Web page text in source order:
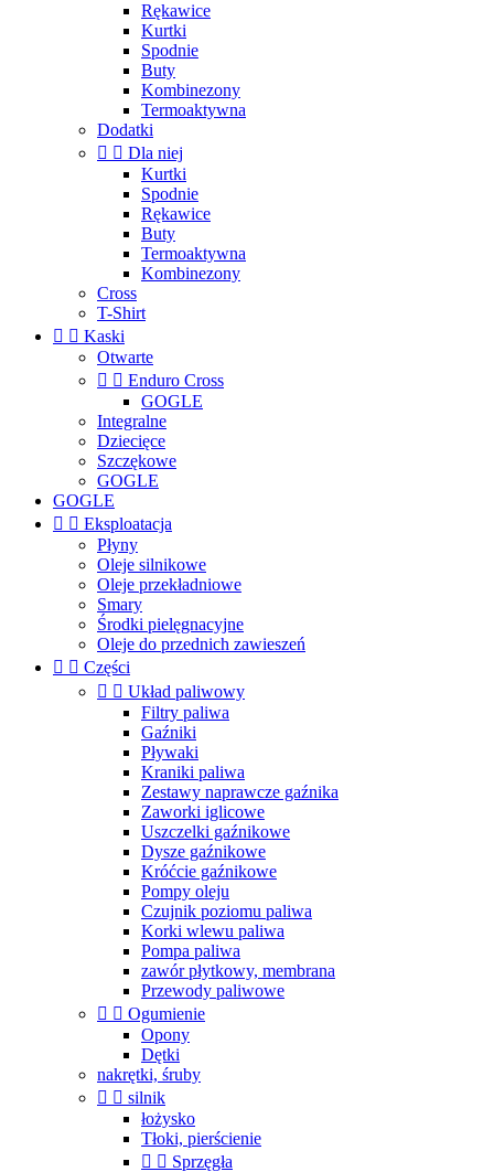
Rękawice
Kurtki
Spodnie
Buty
Kombinezony
Termoaktywna
Dodatki
  Dla niej
Kurtki
Spodnie
Rękawice
Buty
Termoaktywna
Kombinezony
Cross
T-Shirt
  Kaski
Otwarte
  Enduro Cross
GOGLE
Integralne
Dziecięce
Szczękowe
GOGLE
GOGLE
  Eksploatacja
Płyny
Oleje silnikowe
Oleje przekładniowe
Smary
Środki pielęgnacyjne
Oleje do przednich zawieszeń
  Części
  Układ paliwowy
Filtry paliwa
Gaźniki
Pływaki
Kraniki paliwa
Zestawy naprawcze gaźnika
Zaworki iglicowe
Uszczelki gaźnikowe
Dysze gaźnikowe
Króćcie gaźnikowe
Pompy oleju
Czujnik poziomu paliwa
Korki wlewu paliwa
Pompa paliwa
zawór płytkowy, membrana
Przewody paliwowe
  Ogumienie
Opony
Dętki
nakrętki, śruby
  silnik
łożysko
Tłoki, pierścienie
  Sprzęgła